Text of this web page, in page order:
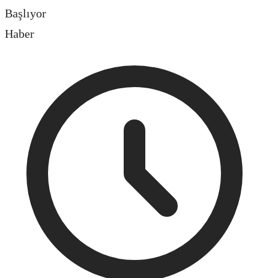
Başlıyor
Haber